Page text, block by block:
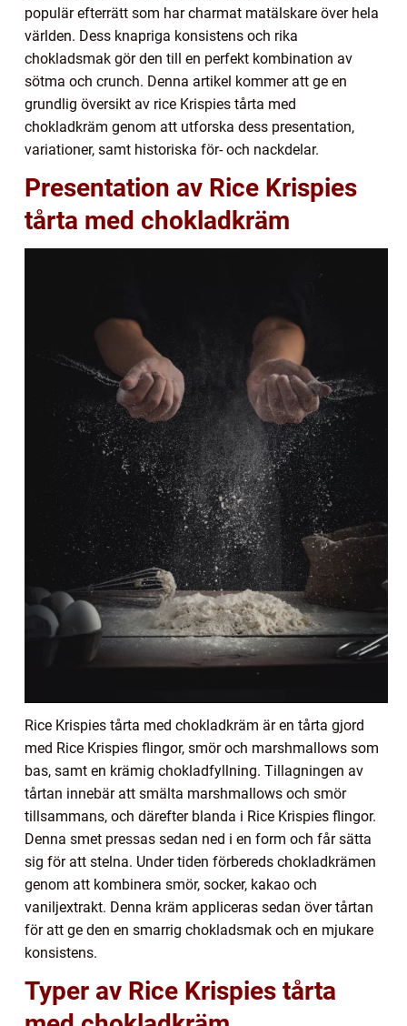
populär efterrätt som har charmat matälskare över hela
världen. Dess knapriga konsistens och rika
chokladsmak gör den till en perfekt kombination av
sötma och crunch. Denna artikel kommer att ge en
grundlig översikt av rice Krispies tårta med
chokladkräm genom att utforska dess presentation,
variationer, samt historiska för- och nackdelar.
Presentation av Rice Krispies
tårta med chokladkräm
Rice Krispies tårta med chokladkräm är en tårta gjord
med Rice Krispies flingor, smör och marshmallows som
bas, samt en krämig chokladfyllning. Tillagningen av
tårtan innebär att smälta marshmallows och smör
tillsammans, och därefter blanda i Rice Krispies flingor.
Denna smet pressas sedan ned i en form och får sätta
sig för att stelna. Under tiden förbereds chokladkrämen
genom att kombinera smör, socker, kakao och
vaniljextrakt. Denna kräm appliceras sedan över tårtan
för att ge den en smarrig chokladsmak och en mjukare
konsistens.
Typer av Rice Krispies tårta